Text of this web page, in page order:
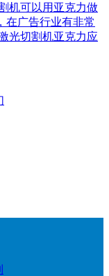
机可以用亚克力做
在广告行业有非常
光切割机亚克力应